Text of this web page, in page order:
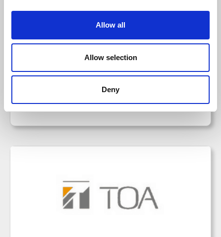
Allow all
Allow selection
Deny